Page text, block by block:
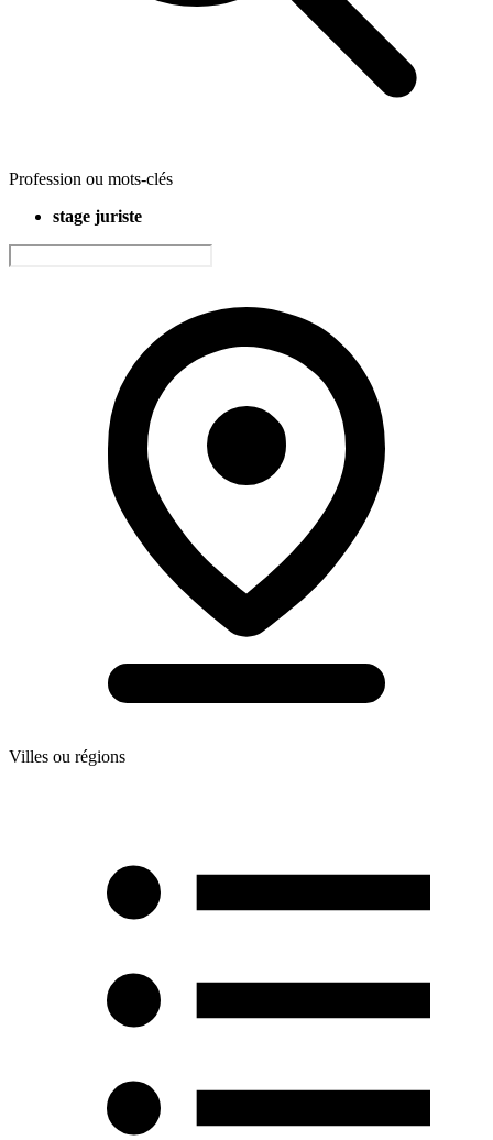
Profession ou mots-clés
stage juriste
Villes ou régions